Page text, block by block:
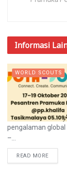
Informasi
WORLD SCOUTS
pengalaman global
–...
READ MORE